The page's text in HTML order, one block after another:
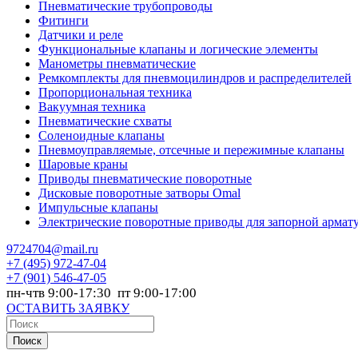
Пневматические трубопроводы
Фитинги
Датчики и реле
Функциональные клапаны и логические элементы
Манометры пневматические
Ремкомплекты для пневмоцилиндров и распределителей
Пропорциональная техника
Вакуумная техника
Пневматические схваты
Соленоидные клапаны
Пневмоуправляемые, отсечные и пережимные клапаны
Шаровые краны
Приводы пневматические поворотные
Дисковые поворотные затворы Omal
Импульсные клапаны
Электрические поворотные приводы для запорной
9724704@mail.ru
+7 (495) 972-47-04
+7 (901) 546-47-05
пн-чтв 9:00-17:30 пт 9:00-17:00
ОСТАВИТЬ ЗАЯВКУ
Поиск